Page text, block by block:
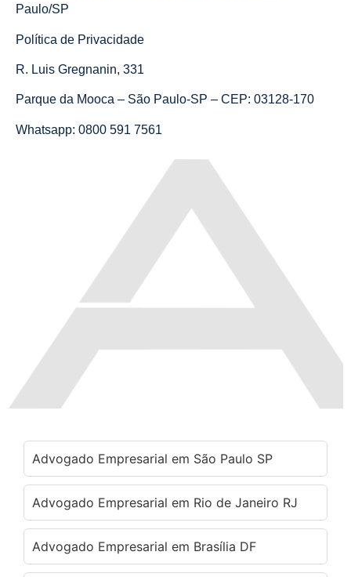
Paulo/SP
Política de Privacidade
R. Luis Gregnanin, 331
Parque da Mooca – São Paulo-SP – CEP: 03128-170
Whatsapp: 0800 591 7561
Advogado Empresarial em São Paulo SP
Advogado Empresarial em Rio de Janeiro RJ
Advogado Empresarial em Brasília DF